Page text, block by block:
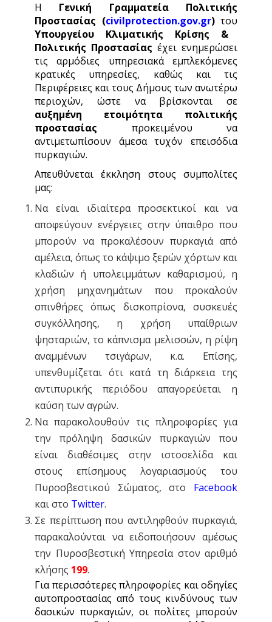
Η Γενική Γραμματεία Πολιτικής
Προστασίας (civilprotection.gov.gr)του
Υπουργείου Κλιματικής Κρίσης &
Πολιτικής Προστασίας έχει ενημερώσει
τις αρμόδιες υπηρεσιακά εμπλεκόμενες
κρατικές υπηρεσίες, καθώς και τις
Περιφέρειες και τους Δήμους των ανωτέρω
περιοχών, ώστε να βρίσκονται σε
αυξημένη ετοιμότητα πολιτικής
προστασίας προκειμένου να
αντιμετωπίσουν άμεσα τυχόν επεισόδια
πυρκαγιών.
Απευθύνεται έκκληση στους συμπολίτες
μας:
Να είναι ιδιαίτερα προσεκτικοί και να
αποφεύγουν ενέργειες στην ύπαιθρο που
μπορούν να προκαλέσουν πυρκαγιά από
αμέλεια, όπως το κάψιμο ξερών χόρτων και
κλαδιών ή υπολειμμάτων καθαρισμού, η
χρήση μηχανημάτων που προκαλούν
σπινθήρες όπως δισκοπρίονα, συσκευές
συγκόλλησης, η χρήση υπαίθριων
ψησταριών, το κάπνισμα μελισσών, η ρίψη
αναμμένων τσιγάρων, κ.α. Επίσης,
υπενθυμίζεται ότι κατά τη διάρκεια της
αντιπυρικής περιόδου απαγορεύεται η
καύση των αγρών.
Να παρακολουθούν τις πληροφορίες για
την πρόληψη δασικών πυρκαγιών που
είναι διαθέσιμες στην ιστοσελίδακαι
στους επίσημους λογαριασμούς του
Πυροσβεστικού Σώματος, στο Facebook
και στο Twitter.
Σε περίπτωση που αντιληφθούν πυρκαγιά,
παρακαλούνται να ειδοποιήσουν αμέσως
την Πυροσβεστική Υπηρεσία στον αριθμό
κλήσης 199.
Για περισσότερες πληροφορίες και οδηγίες
αυτοπροστασίας από τους κινδύνους των
δασικών πυρκαγιών, οι πολίτες μπορούν